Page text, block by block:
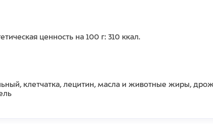
ценность на 100 г: 310 ккал.
клетчатка, лецитин, масла и животные жиры,